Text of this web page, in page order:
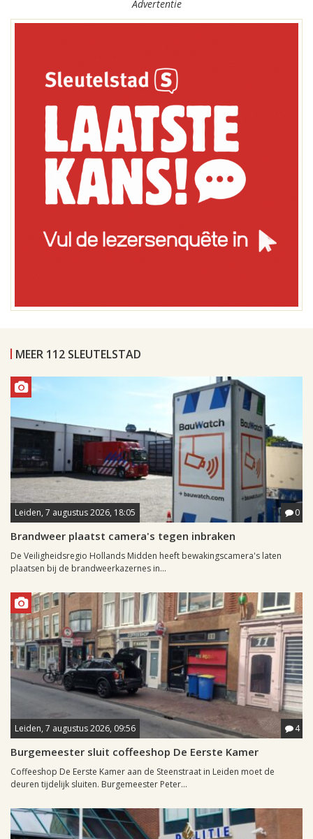
Advertentie
MEER 112 SLEUTELSTAD
Leiden, 7 augustus 2026, 18:05 0
Brandweer plaatst camera's tegen inbraken
De Veiligheidsregio Hollands Midden heeft bewakingscamera's laten
plaatsen bij de brandweerkazernes in...
Leiden, 7 augustus 2026, 09:56 4
Burgemeester sluit coffeeshop De Eerste Kamer
Coffeeshop De Eerste Kamer aan de Steenstraat in Leiden moet de
deuren tijdelijk sluiten. Burgemeester Peter...